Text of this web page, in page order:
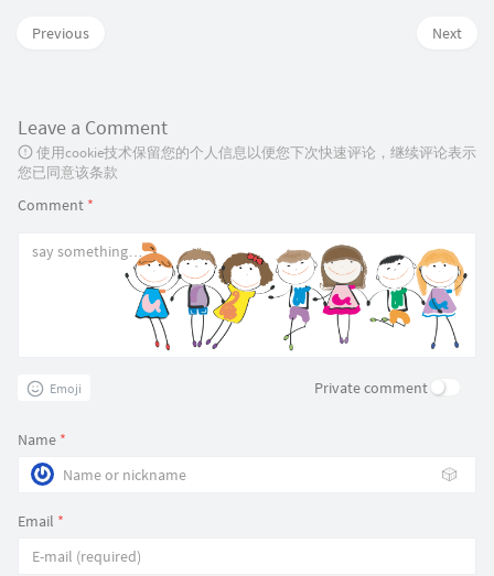
Next
Previous
Leave a Comment
使用cookie技术保留您的个人信息以便您下次快速评论，继续评论表示
您已同意该条款
Comment *
Emoji Private comment
Name *
🎲
Email *